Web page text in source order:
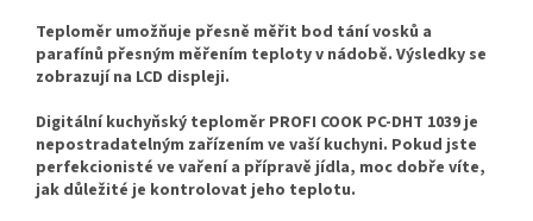
Teploměr umožňuje přesně měřit bod tání vosků a
parafínů přesným měřením teploty v nádobě. Výsledky se
zobrazují na LCD displeji.
Digitální kuchyňský teploměr PROFI COOK PC-DHT 1039 je
nepostradatelným zařízením ve vaší kuchyni. Pokud jste
perfekcionisté ve vaření a přípravě jídla, moc dobře víte,
jak důležité je kontrolovat jeho teplotu.